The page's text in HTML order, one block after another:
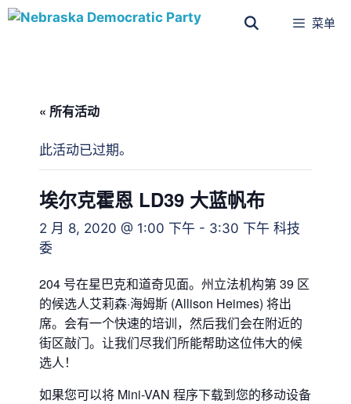
菜单
« 所有活动
此活动已过期。
埃尔克霍恩 LD39 大蓝帆布
2 月 8, 2020 @ 1:00 下午 - 3:30 下午 科技
委
204 号在星巴克和道奇见面。州立法机构第 39 区
的候选人艾莉森·海姆斯 (Allison Heimes) 将出
席。会有一个快速的培训，然后我们会在附近的
街区敲门。让我们尽我们所能帮助这位伟大的候
选人！
如果您可以将 Mini-VAN 程序下载到您的移动设备